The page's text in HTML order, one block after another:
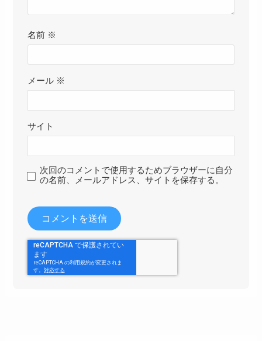
名前 ※
メール ※
サイト
次回のコメントで使用するためブラウザーに自分
の名前、メールアドレス、サイトを保存する。